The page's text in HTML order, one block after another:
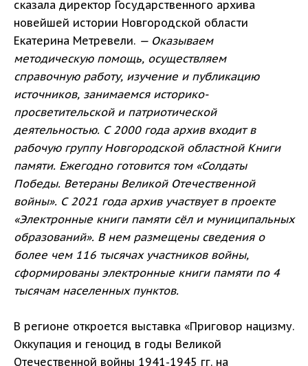
сказала директор Государственного архива
новейшей истории Новгородской области
Екатерина Метревели. — Оказываем
методическую помощь, осуществляем
справочную работу, изучение и публикацию
источников, занимаемся историко-
просветительской и патриотической
деятельностью. С 2000 года архив входит в
рабочую группу Новгородской областной Книги
памяти. Ежегодно готовится том «Солдаты
Победы. Ветераны Великой Отечественной
войны». С 2021 года архив участвует в проекте
«Электронные книги памяти сёл и муниципальных
образований». В нем размещены сведения о
более чем 116 тысячах участников войны,
сформированы электронные книги памяти по 4
тысячам населенных пунктов.
В регионе откроется выставка «Приговор нацизму.
Оккупация и геноцид в годы Великой
Отечественной войны 1941-1945 гг. на